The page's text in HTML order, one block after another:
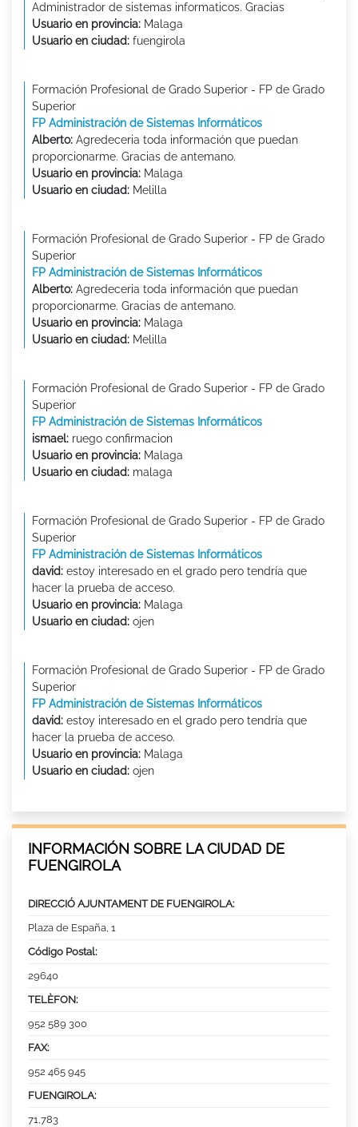
Administrador de sistemas informaticos. Gracias
Usuario en provincia: Malaga
Usuario en ciudad: fuengirola
Formación Profesional de Grado Superior - FP de Grado
Superior
FP Administración de Sistemas Informáticos
Alberto: Agredeceria toda información que puedan
proporcionarme. Gracias de antemano.
Usuario en provincia: Malaga
Usuario en ciudad: Melilla
Formación Profesional de Grado Superior - FP de Grado
Superior
FP Administración de Sistemas Informáticos
Alberto: Agredeceria toda información que puedan
proporcionarme. Gracias de antemano.
Usuario en provincia: Malaga
Usuario en ciudad: Melilla
Formación Profesional de Grado Superior - FP de Grado
Superior
FP Administración de Sistemas Informáticos
ismael: ruego confirmacion
Usuario en provincia: Malaga
Usuario en ciudad: malaga
Formación Profesional de Grado Superior - FP de Grado
Superior
FP Administración de Sistemas Informáticos
david: estoy interesado en el grado pero tendría que
hacer la prueba de acceso.
Usuario en provincia: Malaga
Usuario en ciudad: ojen
Formación Profesional de Grado Superior - FP de Grado
Superior
FP Administración de Sistemas Informáticos
david: estoy interesado en el grado pero tendría que
hacer la prueba de acceso.
Usuario en provincia: Malaga
Usuario en ciudad: ojen
INFORMACIÓN SOBRE LA CIUDAD DE
FUENGIROLA
DIRECCIÓ AJUNTAMENT DE FUENGIROLA:
Plaza de España, 1
Código Postal:
29640
TELÈFON:
952 589 300
FAX:
952 465 945
FUENGIROLA:
71,783